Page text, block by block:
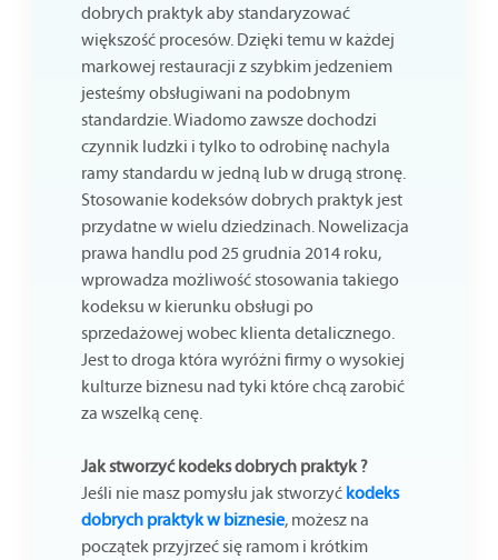
dobrych praktyk aby standaryzować
większość procesów. Dzięki temu w każdej
markowej restauracji z szybkim jedzeniem
jesteśmy obsługiwani na podobnym
standardzie. Wiadomo zawsze dochodzi
czynnik ludzki i tylko to odrobinę nachyla
ramy standardu w jedną lub w drugą stronę.
Stosowanie kodeksów dobrych praktyk jest
przydatne w wielu dziedzinach. Nowelizacja
prawa handlu pod 25 grudnia 2014 roku,
wprowadza możliwość stosowania takiego
kodeksu w kierunku obsługi po
sprzedażowej wobec klienta detalicznego.
Jest to droga która wyróżni firmy o wysokiej
kulturze biznesu nad tyki które chcą zarobić
za wszelką cenę.
Jak stworzyć kodeks dobrych praktyk ?
Jeśli nie masz pomysłu jak stworzyć kodeks
dobrych praktyk w biznesie, możesz na
początek przyjrzeć się ramom i krótkim